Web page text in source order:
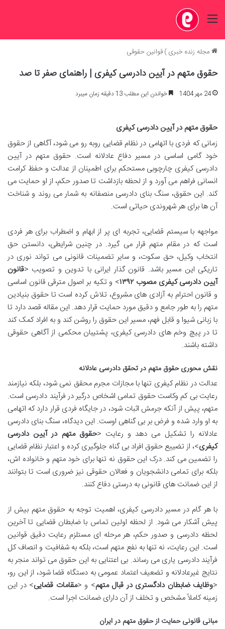
منو
مجله زنده خبری)قوانین حقوقی
حقوق متهم در آیین دادرسی کیفری | راهنمای صفر تا صد
24 مهر 1404 خواندن این مطلب 13 دقیقه زمان میبرد
حقوق متهم در آیین دادرسی کیفری
زمانی که فردی با اتهامی در نظام قضایی روبه رو می شود، آگاهی از حقوق
خود گامی اساسی در مسیر دفاع عادلانه است. حقوق متهم در آیین
دادرسی کیفری چارچوبی مستحکم برای اطمینان از عدالت و حفظ کرامت
انسانی فراهم می آورد و از لحظه بازداشت تا صدور حکم، از او حمایت می
کند. این حقوق، سنگ بنای دادرسی منصفانه به شمار می روند و شناخت
آن ها برای هر شهروندی حیاتی است.
مواجهه با سیستم قضایی، تجربه ای پر از ابهام و اضطراب برای هر فردی
است که در مقام متهم قرار می گیرد. در چنین شرایطی، دانستن حق
انتخاب وکیل، حق سکوت، و سایر تضمینات قانونی می تواند نوری در
تاریکی این مسیر باشد. قانون گذار ایرانی با تدوین و تصویب <قانون
آیین دادرسی کیفری مصوب ۱۳۹۲
> و تکیه بر اصول مترقی قانون اساسی
و قانون احترام به آزادی های مشروع، تلاش کرده است تا حقوق بنیادین
متهم را به طور جامع و دقیق مورد حمایت قرار دهد. این مقاله قصد دارد تا
با زبانی شیوا و قابل فهم، مسیر این حقوق را روشن کند و به افراد کمک کند
تا در پیچ وخم های دادرسی کیفری، پشتیبان محکمی از آگاهی حقوقی
داشته باشند.
نقش محوری حقوق متهم در تحقق دادرسی عادلانه
عدالت در نظام کیفری تنها با مجازات مجرم محقق نمی شود، بلکه نیازمند
رعایت بی کم وکاست حقوق تمامی اشخاص درگیر در فرآیند دادرسی است.
متهم، پیش از آنکه جرمش اثبات شود، در جایگاه فردی قرار دارد که اتهامی
به او وارد شده و فرض بر بی گناهی اوست. این دیدگاه، سنگ بنای دادرسی
عادلانه را تشکیل می دهد و رعایت <حقوق متهم در آیین دادرسی
کیفری>، از تضییع حقوق افراد بی گناه جلوگیری کرده و اعتبار نظام قضایی
را تضمین می کند. درک این حقوق نه تنها برای خود متهم و خانواده اش،
بلکه برای تمامی دانشجویان و فعالان حقوقی نیز ضروری است تا بتوانند
از این ضمانت های قانونی به درستی دفاع کنند.
با هر گام در مسیر دادرسی کیفری، اهمیت توجه به حقوق متهم بیش از
پیش آشکار می شود. از لحظه اولین تماس با ضابطان قضایی تا آخرین
لحظه دادرسی و صدور حکم، هر مرحله ای مستلزم رعایت دقیق قوانین
است. این رعایت، نه تنها به نفع متهم است، بلکه به شفافیت و انصاف کل
فرآیند دادرسی یاری می رساند. بی اعتنایی به این حقوق می تواند منجر به
نتایج غیرعادلانه و تضعیف اعتماد عمومی به دستگاه قضا شود، از این رو،
<وظایف ضابطان دادگستری در قبال متهم> و <مقامات قضایی> در این
زمینه کاملاً مشخص و تخلف از آن دارای ضمانت اجرا است.
مبانی قانونی حمایت از حقوق متهم در ایران